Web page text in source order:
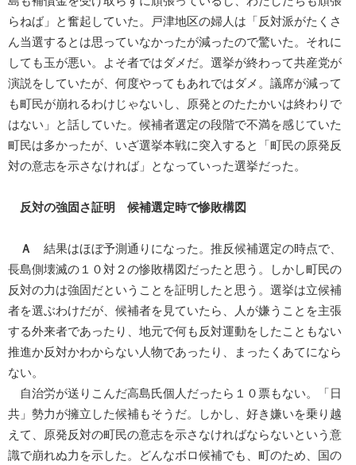
らねば」と奮起していた。戸津地区の婦人は「反対派がたくさ
ん当選するとは思っていなかったが減ったので驚いた。それに
しても玉が悪い。よそ者ではダメだ。選挙が終わって共産党が
演説をしていたが、何度やってもあれではダメ。議席が減って
も町民が崩れるわけじゃないし、原発とのたたかいは終わりで
はない」と話していた。候補者選定の段階で不満を感じていた
町民は多かったが、いざ選挙本戦に突入すると「町民の原発反
対の意志を示さなければ」となっていった選挙だった。
反対の強固さ証明 候補選定時で惨敗構図
Ａ
結果はほぼ予測通りになった。推反候補選定の時点で、
長島側壊滅の１０対２の惨敗構図だったと思う。しかし町民の
反対の力は強固だということを証明したと思う。選挙は立候補
者を選ぶわけだが、候補者を見ていたら、人が嫌うことを主張
する外来者であったり、地元で何も反対運動をしたこともない
推進か反対かわからない人物であったり、まったくあてになら
ない。
自治労が送りこんだ高島氏個人だったら１０票もない。「日
共」勢力が擁立した候補もそうだ。しかし、好き嫌いを乗り越
えて、原発反対の町民の意志を示さなければならないという意
識で崩れぬ力を示した。どんなボロ候補でも、町のため、国の